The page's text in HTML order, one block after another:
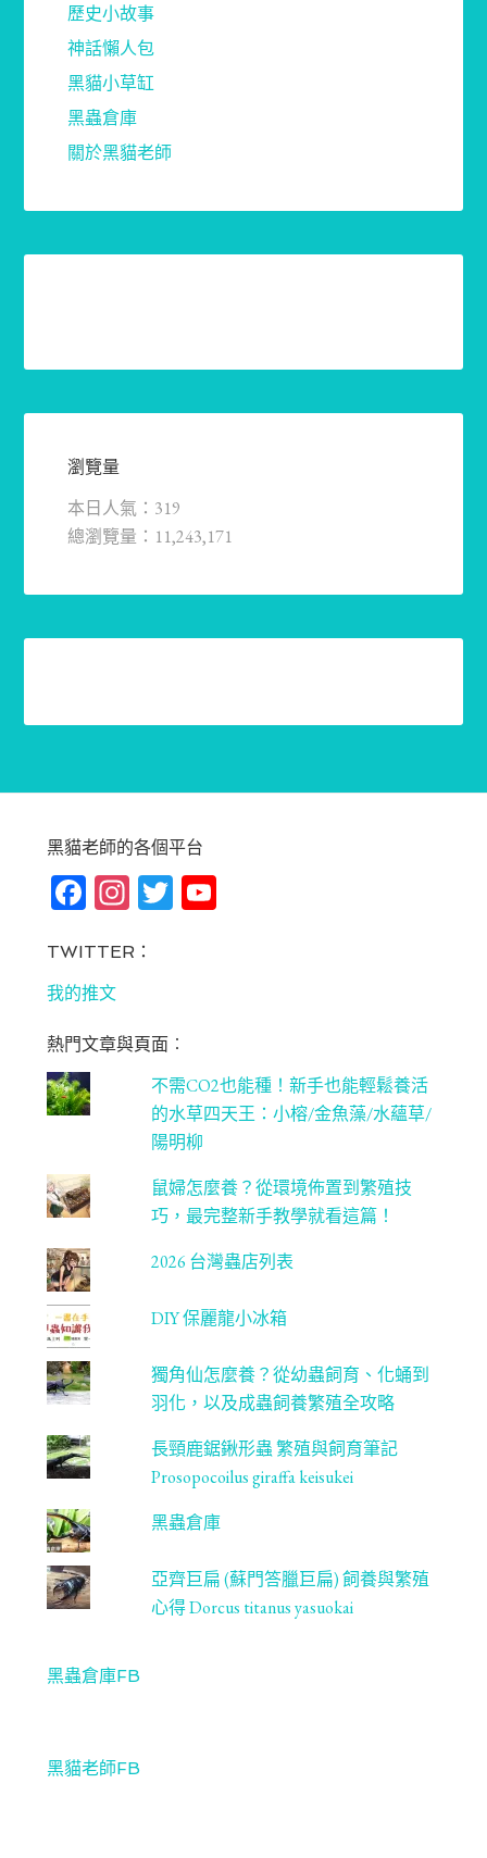
歷史小故事
神話懶人包
黑貓小草缸
黑蟲倉庫
關於黑貓老師
瀏覽量
本日人氣：319
總瀏覽量：11,243,171
黑貓老師的各個平台
Fa
bo
ok
In
ag
m
T Yo
C
ha
n
ne
l
TWITTER：
我的推文
熱門文章與頁面︰
不需CO2也能種！新手也能輕鬆養活
的水草四天王：小榕/金魚藻/水蘊草/
陽明柳
鼠婦怎麼養？從環境佈置到繁殖技
巧，最完整新手教學就看這篇！
2026 台灣蟲店列表
DIY 保麗龍小冰箱
獨角仙怎麼養？從幼蟲飼育、化蛹到
羽化，以及成蟲飼養繁殖全攻略
長頸鹿鋸鍬形蟲 繁殖與飼育筆記
Prosopocoilus giraffa keisukei
黑蟲倉庫
亞齊巨扁 (蘇門答臘巨扁) 飼養與繁殖
心得 Dorcus titanus yasuokai
黑蟲倉庫FB
黑貓老師FB